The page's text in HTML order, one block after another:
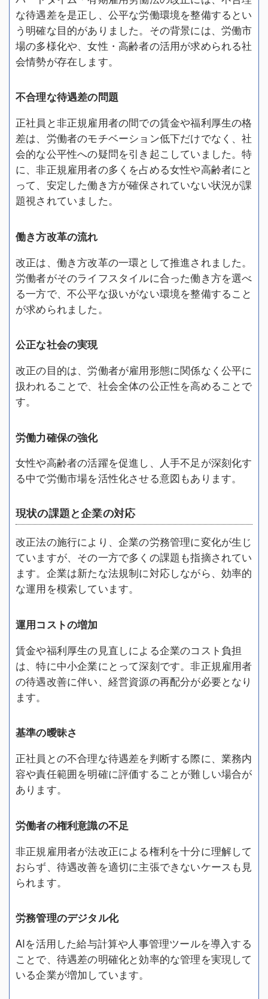
な待遇差を是正し、公平な労働環境を整備するとい
う明確な目的がありました。その背景には、労働市
場の多様化や、女性・高齢者の活用が求められる社
会情勢が存在します。
不合理な待遇差の問題
正社員と非正規雇用者の間での賃金や福利厚生の格
差は、労働者のモチベーション低下だけでなく、社
会的な公平性への疑問を引き起こしていました。特
に、非正規雇用者の多くを占める女性や高齢者にと
って、安定した働き方が確保されていない状況が課
題視されていました。
働き方改革の流れ
改正は、働き方改革の一環として推進されました。
労働者がそのライフスタイルに合った働き方を選べ
る一方で、不公平な扱いがない環境を整備すること
が求められました。
公正な社会の実現
改正の目的は、労働者が雇用形態に関係なく公平に
扱われることで、社会全体の公正性を高めることで
す。
労働力確保の強化
女性や高齢者の活躍を促進し、人手不足が深刻化す
る中で労働市場を活性化させる意図もあります。
現状の課題と企業の対応
改正法の施行により、企業の労務管理に変化が生じ
ていますが、その一方で多くの課題も指摘されてい
ます。企業は新たな法規制に対応しながら、効率的
な運用を模索しています。
運用コストの増加
賃金や福利厚生の見直しによる企業のコスト負担
は、特に中小企業にとって深刻です。非正規雇用者
の待遇改善に伴い、経営資源の再配分が必要となり
ます。
基準の曖昧さ
正社員との不合理な待遇差を判断する際に、業務内
容や責任範囲を明確に評価することが難しい場合が
あります。
労働者の権利意識の不足
非正規雇用者が法改正による権利を十分に理解して
おらず、待遇改善を適切に主張できないケースも見
られます。
労務管理のデジタル化
AIを活用した給与計算や人事管理ツールを導入する
ことで、待遇差の明確化と効率的な管理を実現して
いる企業が増加しています。